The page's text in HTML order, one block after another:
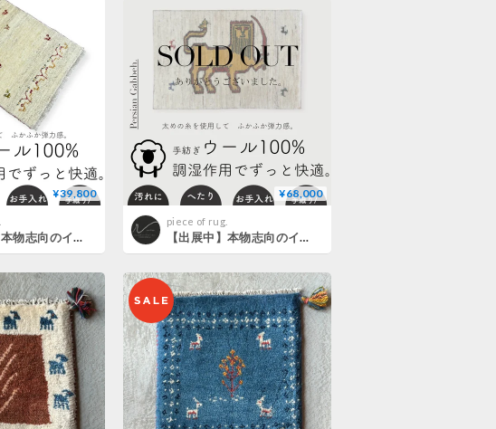
¥39,800
【出展中】本物志向のイラン産 ペルシャギャッベ 手織り 268726 65cmx86cm
¥68,000
piece of rug.
【出展中】本物志向のイラン産 ペルシャギャッベ 手織り Lion 282239 61cmx92cm